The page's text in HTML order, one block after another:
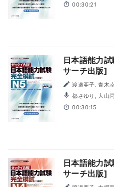
00:30:21
日本語能力
サーチ出版]
渡邉亜子, 青木
都さゆり, 大山
00:30:15
日本語能力
サーチ出版]